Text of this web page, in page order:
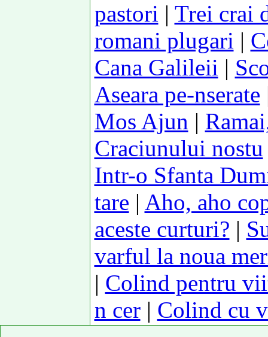
pastori | Trei crai
romani plugari |
Cana Galileii |
Aseara pe-nserate
Mos Ajun |
Craciunului nostu
Intr-o Sfanta
tare | Aho, aho
aceste curturi? |
varful la noua
| Colind pentru
n cer| Colind cu